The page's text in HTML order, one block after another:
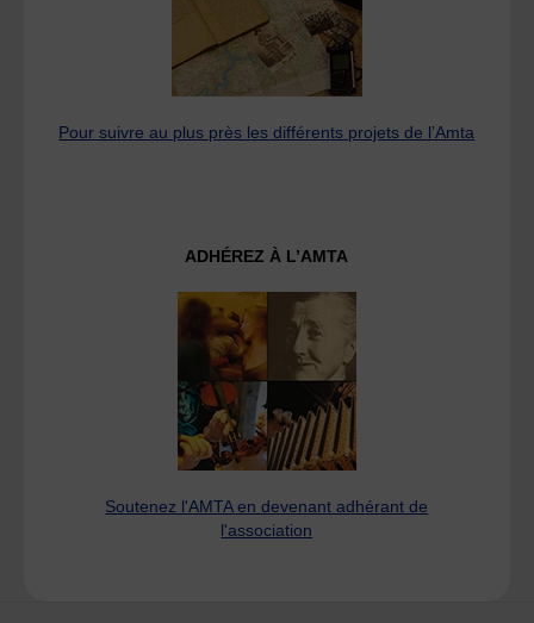
Pour suivre au plus près les différents projets de l’Amta
ADHÉREZ À L’AMTA
Soutenez l'AMTA en devenant adhérant de
l'association